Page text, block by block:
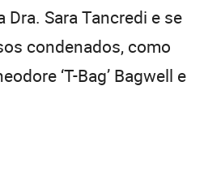
Dra. Sara Tancredi e se
condenados, como
‘T-Bag’ Bagwell e